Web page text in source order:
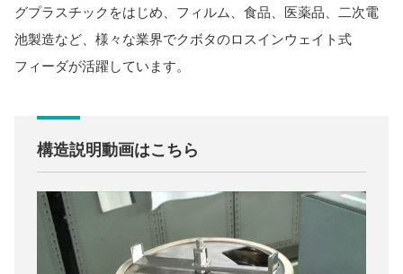
グプラスチックをはじめ、フィルム、食品、医薬品、二次電
池製造など、様々な業界でクボタのロスインウェイト式
フィーダが活躍しています。
構造説明動画はこちら